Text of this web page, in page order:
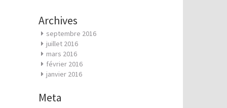
Archives
septembre 2016
juillet 2016
mars 2016
février 2016
janvier 2016
Meta